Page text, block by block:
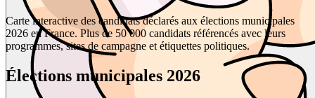
Carte interactive des candidats déclarés aux élections municipales
2026 en France. Plus de 50 000 candidats référencés avec leurs
programmes, sites de campagne et étiquettes politiques.
Élections municipales 2026